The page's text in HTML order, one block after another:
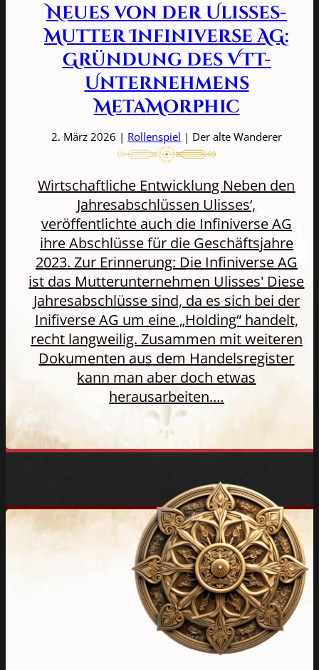
Neues von der Ulisses-
Mutter Infiniverse AG:
Gründung des VTT-
Unternehmens
MetaMorphic
2. März 2026 | Rollenspiel | Der alte Wanderer
Wirtschaftliche Entwicklung Neben den
Jahresabschlüssen Ulisses‘,
veröffentlichte auch die Infiniverse AG
ihre Abschlüsse für die Geschäftsjahre
2023. Zur Erinnerung: Die Infiniverse AG
ist das Mutterunternehmen Ulisses' Diese
Jahresabschlüsse sind, da es sich bei der
Inifiverse AG um eine „Holding“ handelt,
recht langweilig. Zusammen mit weiteren
Dokumenten aus dem Handelsregister
kann man aber doch etwas
herausarbeiten.…